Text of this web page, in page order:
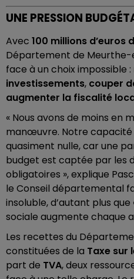
UNE PRESSION
Avec 100 millions d’euros
Département de
face à un choix impossible :
investissements, couper
augmenter la fiscalité
« Nous avons de moins en
manœuvre. Notre capacité
quasiment nulle, car une
budget est captée par les
obligatoires », explique
le Conseil départemental
insoluble, d’autant plus que
sociale augmente chaque
Les recettes du
constituées de la Taxe sur
part de TVA, deux